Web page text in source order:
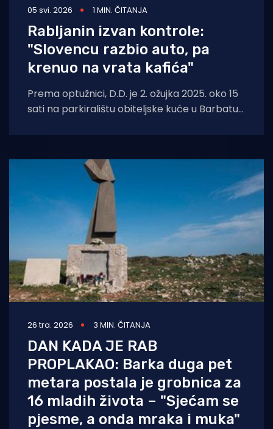
05 svi. 2026 1 MIN. ČITANJA
Rabljanin izvan kontrole:
"Slovencu razbio auto, pa
krenuo na vrata kafića"
Prema optužnici, D.D. je 2. ožujka 2025. oko 15
sati na parkiralištu obiteljske kuće u Barbatu
26 tra. 2026 3 MIN. ČITANJA
DAN KADA JE RAB
PROPLAKAO: Barka duga pet
metara postala je grobnica za
16 mladih života – "Sjećam se
pjesme, a onda mraka i muka"